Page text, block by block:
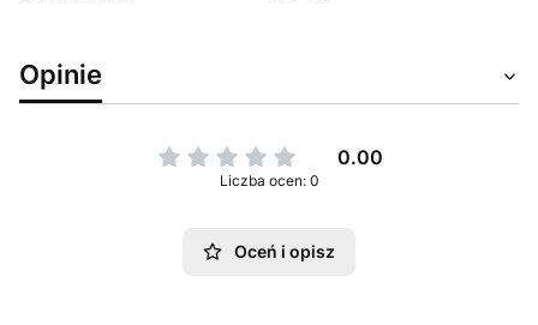
Opinie
0.00
Liczba ocen: 0
Oceń i opisz